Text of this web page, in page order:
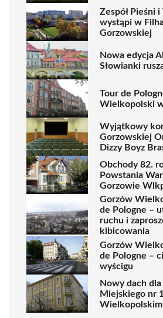
Zespół Pieśni i
wystąpi w
Gorzowskiej
Nowa edycja
Słowianki
Tour de
Wielkopolski
Wyjątkowy
Gorzowskiej
Dizzy Boyz
Obchody 82.
Powstania
Gorzowie
Gorzów
de Pologne –
ruchu i
kibicowania
Gorzów
de Pologne –
wyścigu
Nowy dach
Miejskiego nr
Wielkopolskim